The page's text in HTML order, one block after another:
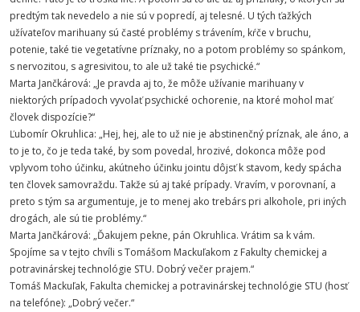
predtým tak nevedelo a nie sú v popredí, aj telesné. U tých ťažkých
užívateľov marihuany sú časté problémy s trávením, kŕče v bruchu,
potenie, také tie vegetatívne príznaky, no a potom problémy so spánkom,
s nervozitou, s agresivitou, to ale už také tie psychické.“
Marta Jančkárová: „Je pravda aj to, že môže užívanie marihuany v
niektorých prípadoch vyvolať psychické ochorenie, na ktoré mohol mať
človek dispozície?“
Ľubomír Okruhlica: „Hej, hej, ale to už nie je abstinenčný príznak, ale áno, a
to je to, čo je teda také, by som povedal, hrozivé, dokonca môže pod
vplyvom toho účinku, akútneho účinku jointu dôjsť k stavom, kedy spácha
ten človek samovraždu. Takže sú aj také prípady. Vravím, v porovnaní, a
preto s tým sa argumentuje, je to menej ako trebárs pri alkohole, pri iných
drogách, ale sú tie problémy.“
Marta Jančkárová: „Ďakujem pekne, pán Okruhlica. Vrátim sa k vám.
Spojíme sa v tejto chvíli s Tomášom Mackuľakom z Fakulty chemickej a
potravinárskej technológie STU. Dobrý večer prajem.“
Tomáš Mackuľak, Fakulta chemickej a potravinárskej technológie STU (hosť
na telefóne): „Dobrý večer.“